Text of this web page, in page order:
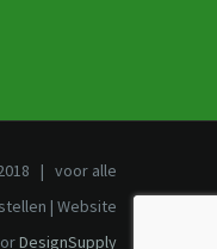
| voor alle
| Website
DesignSupply